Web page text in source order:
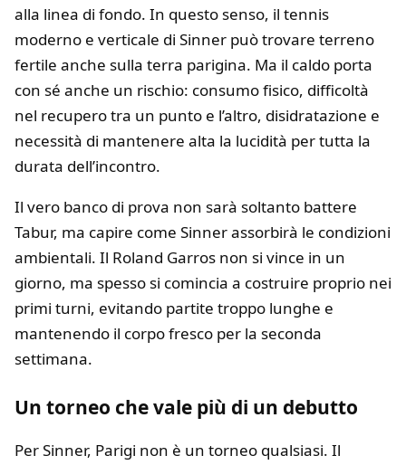
alla linea di fondo. In questo senso, il tennis
moderno e verticale di Sinner può trovare terreno
fertile anche sulla terra parigina. Ma il caldo porta
con sé anche un rischio: consumo fisico, difficoltà
nel recupero tra un punto e l’altro, disidratazione e
necessità di mantenere alta la lucidità per tutta la
durata dell’incontro.
Il vero banco di prova non sarà soltanto battere
Tabur, ma capire come Sinner assorbirà le condizioni
ambientali. Il Roland Garros non si vince in un
giorno, ma spesso si comincia a costruire proprio nei
primi turni, evitando partite troppo lunghe e
mantenendo il corpo fresco per la seconda
settimana.
Un torneo che vale più di un debutto
Per Sinner, Parigi non è un torneo qualsiasi. Il